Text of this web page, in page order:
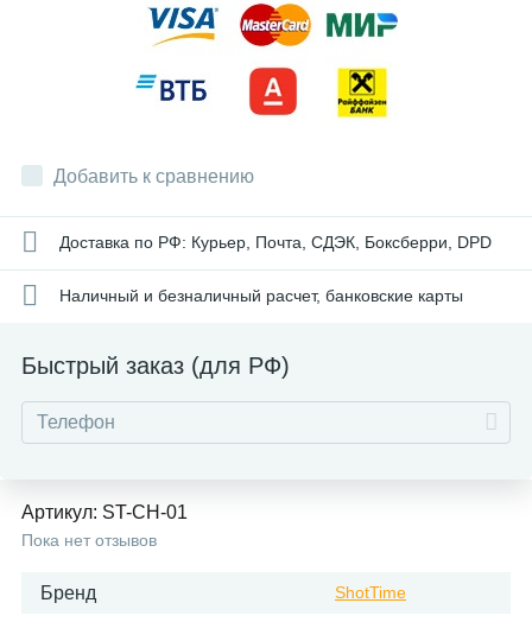
Добавить к сравнению
Доставка по РФ: Курьер, Почта, СДЭК, Боксберри, DPD
Наличный и безналичный расчет, банковские карты
Быстрый заказ (для РФ)
Артикул: ST-CH-01
Пока нет отзывов
Бренд ShotTime